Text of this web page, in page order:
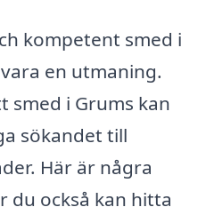
kompetent smed i
en utmaning.
smed i Grums kan
sökandet till
Här är några
du också kan hitta